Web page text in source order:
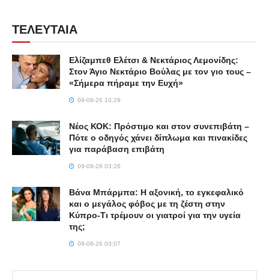
ΤΕΛΕΥΤΑΙΑ
Ελίζαμπεθ Ελέτσι & Νεκτάριος Λεμονίδης:
Στον Άγιο Νεκτάριο Βούλας με τον γιο τους –
«Σήμερα πήραμε την Ευχή»
09-08-26 10:29
Νέος ΚΟΚ: Πρόστιμο και στον συνεπιβάτη –
Πότε ο οδηγός χάνει δίπλωμα και πινακίδες
για παράβαση επιβάτη
09-08-26 03:26
Βάνα Μπάρμπα: Η αξονική, το εγκεφαλικό
και ο μεγάλος φόβος με τη ζέστη στην
Κύπρο-Τι τρέμουν οι γιατροί για την υγεία
της;
09-08-26 03:07